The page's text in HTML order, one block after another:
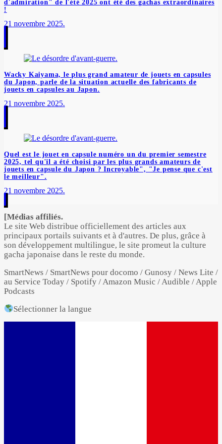
d'admiration" de l'été 2025 ont été des gachas extraordinaires
!
21 novembre 2025.
Wacky Kaiyama, le plus grand amateur de jouets en capsules
du Japon, parle de la situation actuelle des fabricants de
jouets en capsules au Japon.
21 novembre 2025.
Quel est le jouet en capsule numéro un du premier semestre
2025, tel qu'il a été choisi par les plus grands amateurs de
jouets en capsule du Japon ? Incroyable", "Je pense que c'est
le meilleur".
21 novembre 2025.
[Médias affiliés.
Le site Web distribue officiellement des articles aux
principaux portails suivants et à d'autres. De plus, grâce à
son développement multilingue, le site promeut la culture
gacha japonaise dans le reste du monde.
SmartNews / SmartNews pour docomo / Gunosy / News Lite /
au Service Today / Spotify / Amazon Music / Audible / Apple
Podcasts
Sélectionner la langue